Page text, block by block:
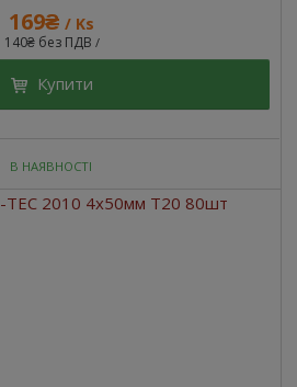
169₴ / Ks
140₴ без ПДВ /
Купити
В НАЯВНОСТІ